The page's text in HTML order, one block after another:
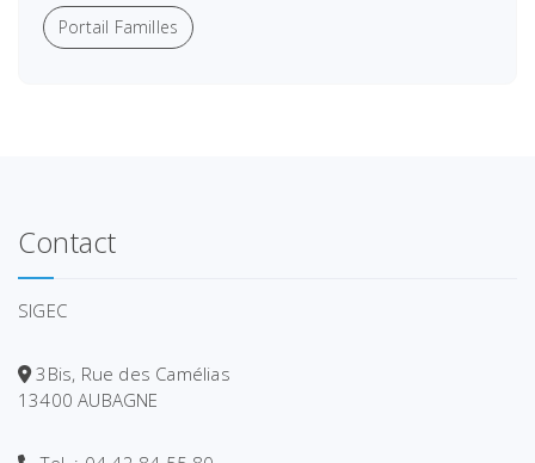
Portail Familles
Contact
SIGEC
3Bis, Rue des Camélias
13400 AUBAGNE